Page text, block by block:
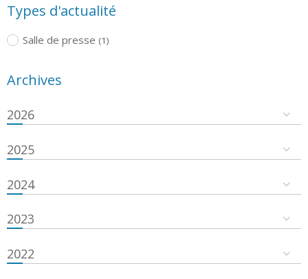
Types d'actualité
Salle de presse (1)
Archives
2026
2025
2024
2023
2022